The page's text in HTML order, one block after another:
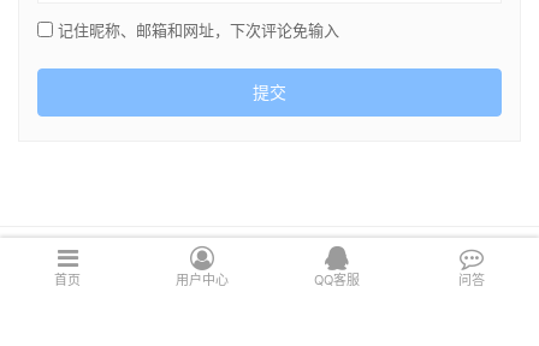
记住昵称、邮箱和网址，下次评论免输入
提交
Copyright © 2021 cghsj.com 版权所有 Powered by 绘世界
首页 用户中心 QQ客服 问答